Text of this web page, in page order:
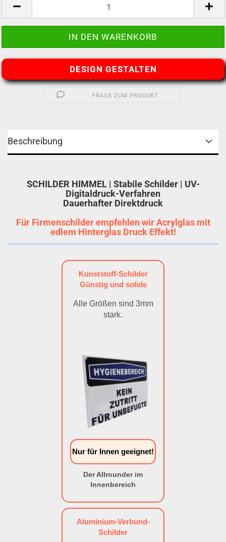
DESIGN GESTALTEN
FRAGE ZUM PRODUKT
Beschreibung
SCHILDER HIMMEL | Stabile Schilder | UV-
Digitaldruck-Verfahren
Dauerhafter Direktdruck
Für Firmenschilder empfehlen wir Acrylglas mit
edlem Hinterglas Druck Effekt!
Kunststoff-Schilder
Günstig und solide
Alle Größen sind 3mm
stark.
Nur für Innen geeignet!
Der Allrounder im
Innenbereich
Aluminium-Verbund-
Schilder